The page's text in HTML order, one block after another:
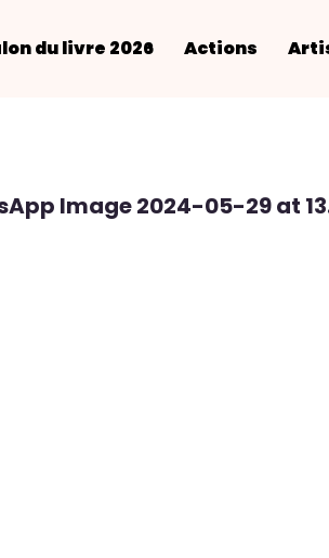
du livre 2026 Actions
Image 2024-05-29 at